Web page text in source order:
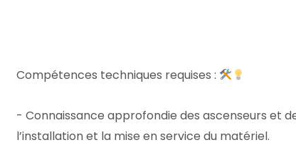
Compétences techniques requises :
- Connaissance approfondie des ascenseurs et
l’installation et la mise en service du matériel.